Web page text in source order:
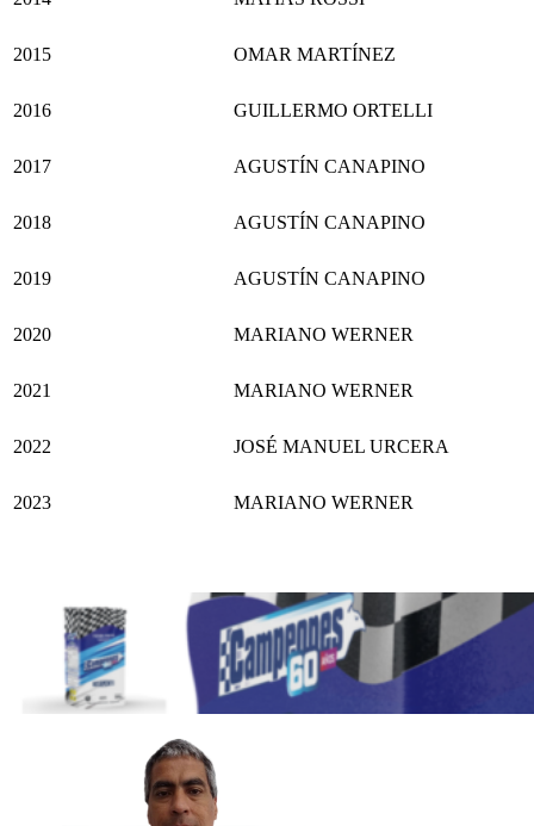
2015 OMAR MARTÍNEZ
2016 GUILLERMO ORTELLI
2017 AGUSTÍN CANAPINO
2018 AGUSTÍN CANAPINO
2019 AGUSTÍN CANAPINO
2020 MARIANO WERNER
2021 MARIANO WERNER
2022 JOSÉ MANUEL URCERA
2023 MARIANO WERNER